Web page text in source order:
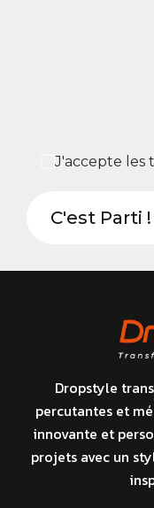
J'accepte les
Dropstyle
percutantes et
innovante et
projets avec un